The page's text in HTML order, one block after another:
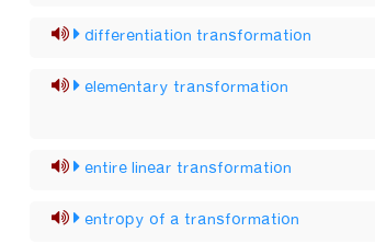
differentiation transformation
elementary transformation
entire linear transformation
entropy of a transformation